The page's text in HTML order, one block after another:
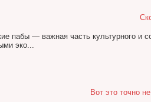
пабы — важная часть культурного и
эко...
Вот это точно